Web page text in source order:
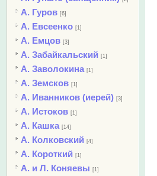
А. Гуров [6]
А. Евсеенко [1]
А. Емцов [3]
А. Забайкальский [1]
А. Заволокина [1]
А. Земсков [1]
А. Иванников (иерей) [3]
А. Истоков [1]
А. Кашка [14]
А. Колковский [4]
А. Короткий [1]
А. и Л. Коняевы [1]